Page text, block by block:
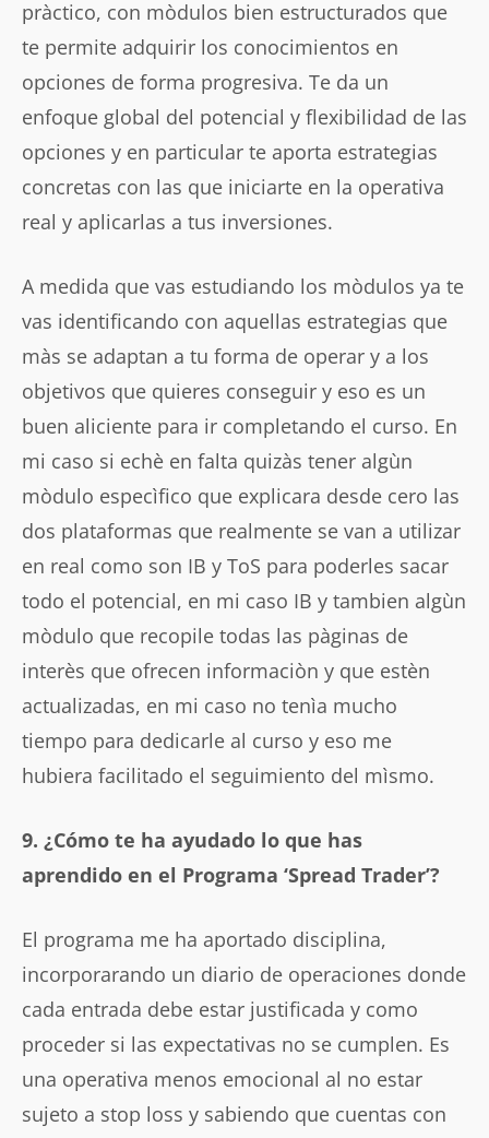
pràctico, con mòdulos bien estructurados que
te permite adquirir los conocimientos en
opciones de forma progresiva. Te da un
enfoque global del potencial y flexibilidad de las
opciones y en particular te aporta estrategias
concretas con las que iniciarte en la operativa
real y aplicarlas a tus inversiones.
A medida que vas estudiando los mòdulos ya te
vas identificando con aquellas estrategias que
màs se adaptan a tu forma de operar y a los
objetivos que quieres conseguir y eso es un
buen aliciente para ir completando el curso. En
mi caso si echè en falta quizàs tener algùn
mòdulo especìfico que explicara desde cero las
dos plataformas que realmente se van a utilizar
en real como son IB y ToS para poderles sacar
todo el potencial, en mi caso IB y tambien algùn
mòdulo que recopile todas las pàginas de
interès que ofrecen informaciòn y que estèn
actualizadas, en mi caso no tenìa mucho
tiempo para dedicarle al curso y eso me
hubiera facilitado el seguimiento del mìsmo.
9. ¿Cómo te ha ayudado lo que has
aprendido en el Programa ‘Spread Trader’?
El programa me ha aportado disciplina,
incorporarando un diario de operaciones donde
cada entrada debe estar justificada y como
proceder si las expectativas no se cumplen. Es
una operativa menos emocional al no estar
sujeto a stop loss y sabiendo que cuentas con